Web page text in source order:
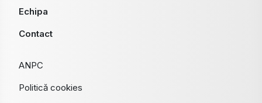
Echipa
Contact
ANPC
Politică cookies